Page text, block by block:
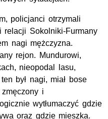
policjanci otrzymali
relacji Sokolniki-Furmany
nagi mężczyzna.
rejon. Mundurowi,
nieopodal lasu,
był nagi, miał bose
zmęczony i
wytłumaczyć gdzie
oraz gdzie mieszka.